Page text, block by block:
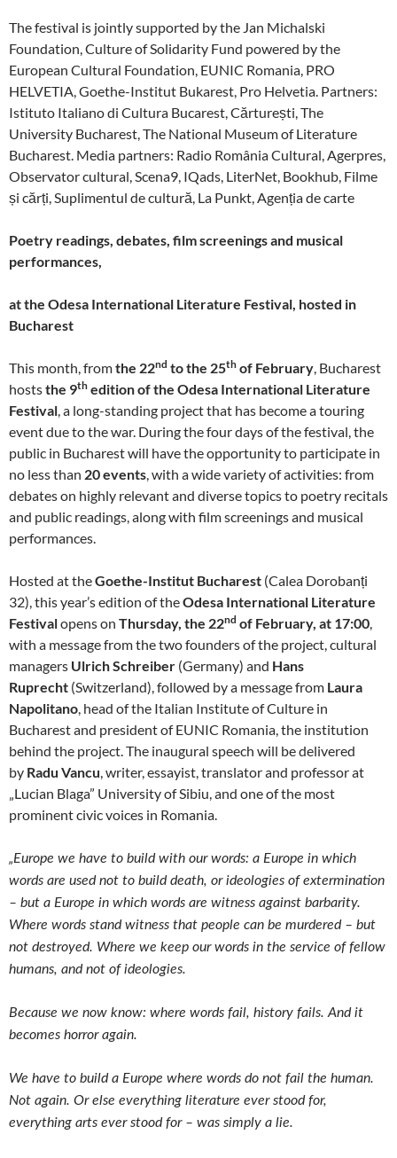
The festival is jointly supported by the Jan Michalski
Foundation, Culture of Solidarity Fund powered by the
European Cultural Foundation, EUNIC Romania, PRO
HELVETIA, Goethe-Institut Bukarest, Pro Helvetia. Partners:
Istituto Italiano di Cultura Bucarest, Cărturești, The
University Bucharest, The National Museum of Literature
Bucharest. Media partners: Radio România Cultural, Agerpres,
Observator cultural, Scena9, IQads, LiterNet, Bookhub, Filme
și cărți, Suplimentul de cultură, La Punkt, Agenția de carte
Poetry readings, debates, film screenings and musical
performances,
at the Odesa International Literature Festival, hosted in
Bucharest
This month, fromthe 22nd to the 25th of February, Bucharest
hoststhe 9th edition of the Odesa International Literature
Festival, a long-standing project that has become a touring
event due to the war. During the four days of the festival, the
public in Bucharest will have the opportunity to participate in
no less than 20 events, with a wide variety of activities: from
debates on highly relevant and diverse topics to poetry recitals
and public readings, along with film screenings and musical
performances.
Hosted at theGoethe-Institut Bucharest (Calea Dorobanți
32), this year’s edition of theOdesa International Literature
Festivalopens on Thursday, the 22nd of February, at 17:00,
with a message from the two founders of the project, cultural
managers Ulrich Schreiber (Germany) and Hans
Ruprecht (Switzerland), followed by a message from Laura
Napolitano, head of the Italian Institute of Culture in
Bucharest and president of EUNIC Romania, the institution
behind the project. The inaugural speech will be delivered
by Radu Vancu, writer, essayist, translator and professor at
„Lucian Blaga” University of Sibiu, and one of the most
prominent civic voices in Romania.
„Europe we have to build with our words: a Europe in which
words are used not to build death, or ideologies of extermination
– but a Europe in which words are witness against barbarity.
Where words stand witness that people can be murdered – but
not destroyed. Where we keep our words in the service of fellow
humans, and not of ideologies.
Because we now know: where words fail, history fails. And it
becomes horror again.
We have to build a Europe where words do not fail the human.
Not again. Or else everything literature ever stood for,
everything arts ever stood for – was simply a lie.